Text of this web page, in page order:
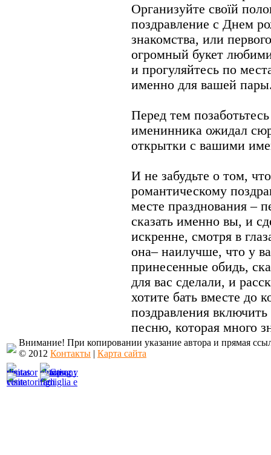
Организуйте своїй
поздравление с Днем
знакомства, или
огромный букет
и прогуляйтесь по
именно для вашей
Перед тем
именинника ожидал
открытки с вашими
И не забудьте о том,
романтическому
месте празднования –
сказать именно вы, и
искренне, смотря в
она– наилучше, что у
принесенные обидь,
для вас сделали, и
хотите бать вместе до
поздравления
песню, которая много
Внимание! При копировании указание автора и прямая
© 2012 Контакты | Карта сайта